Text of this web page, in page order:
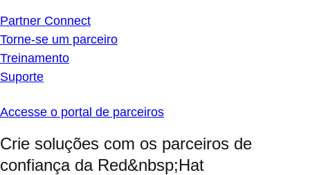
Partner Connect
Torne-se um parceiro
Treinamento
Suporte
Accesse o portal de parceiros
Crie soluções com os parceiros de
confiança da Red&nbsp;Hat